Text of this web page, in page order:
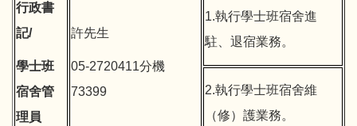
行政書
記/
學士班
宿舍管
理員
許先生
05-2720411分機
73399
1.執行學士班宿舍進
駐、退宿業務。
2.執行學士班宿舍維
（修）護業務。